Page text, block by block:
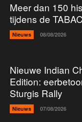
Meer dan 150
tijdens de
Nieuws 08/08/2026
Nieuwe Indian
Edition:
Sturgis Rally
Nieuws 07/08/2026